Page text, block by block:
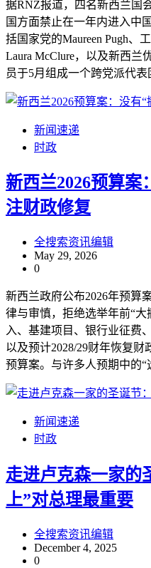
据RNZ报道，四名新西兰国
国方面禁止在一年内进入中
括国家党的Maureen Pugh、
Laura McClure，以及新西兰
员于5月组成一个跨党派代表
新闻速递
时政
新西兰2026预算案
注财政修复
全搜索资讯编辑
May 29, 2026
0
新西兰政府公布2026年预算
律与审慎，拒绝选举年前“
入、基建项目、银行业征费
以及预计2028/29财年恢复
预算案。与许多人预期中的
新闻速递
时政
走进卢克森一家的
上”对总理最重要
全搜索资讯编辑
December 4, 2025
0